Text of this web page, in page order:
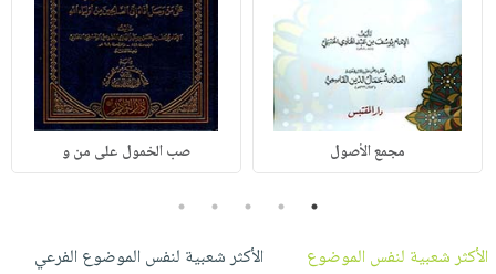
مجمع الأصول صب الخمول على من و
1
2
3
4
5
الأكثر شعبية لنفس الموضوع
الأكثر شعبية لنفس الموضوع الفرعي